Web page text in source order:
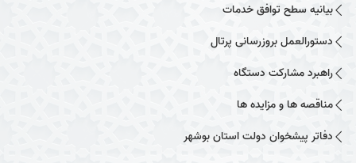
بیانیه سطح توافق خدمات
دستورالعمل بروزرسانی پرتال
راهبرد مشارکت دستگاه
مناقصه ها و مزایده ها
دفاتر پیشخوان دولت استان بوشهر